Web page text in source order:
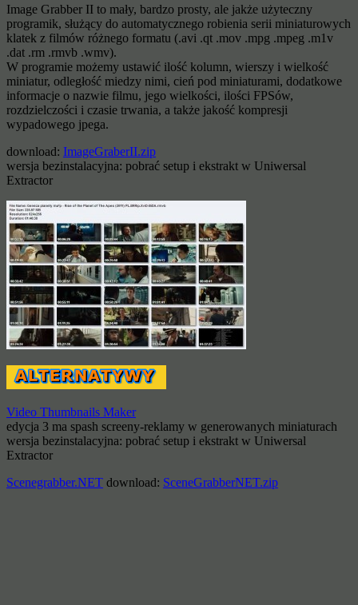
Image Grabber II to mały, bardzo prosty, ale jakże użyteczny
programik, służący do automatycznego robienia serii miniaturowych
klatek z filmów różnego formatu (.avi .qt .mov .mpg .mpeg .m1v
.dat .rm .rmvb .wmv).
W programie możemy ustawić ilość kolumn, wierszy i wielkość
miniatur, odległość miedzy nimi, cień pod miniaturami, dodatkowe
informacje o nazwie filmu, jego wielkości, ilości FPSów,
rozdzielczości i czasie trwania, a także jakość kompresji
wypadowego jpega.
download: ImageGraberII.zip
wersja bezinstalacyjna: pobrać setup i ekstrakt w Uniwersal
Extractor
Video Thumbnails Maker
edycja 3 ma spash screeny-reklamy w generowanych miniaturach
wersja bezinstalacyjna: pobrać setup i ekstrakt w Uniwersal
Extractor
Scenegrabber.NET download: SceneGrabberNET.zip